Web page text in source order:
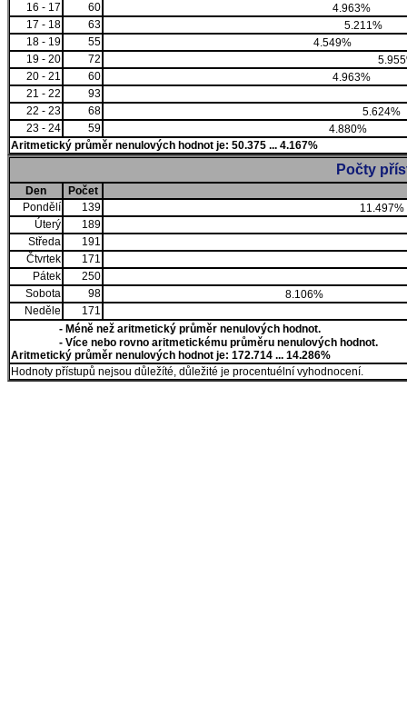
16 - 17
60
4.963%
17 - 18
63
5.211%
18 - 19
55
4.549%
19 - 20
72
20 - 21
60
4.963%
21 - 22
93
22 - 23
68
5.624%
23 - 24
59
4.880%
Aritmetický průměr nenulových hodnot je: 50.375 ... 4.167%
Počty
Den
Počet
Pondělí
139
11.497%
Úterý
189
Středa
191
Čtvrtek
171
Pátek
250
Sobota
98
8.106%
Neděle
171
- Méně než aritmetický průměr nenulových hodnot.
- Více nebo rovno aritmetickému průměru nenulových hodnot.
Aritmetický průměr nenulových hodnot je: 172.714 ... 14.286%
Hodnoty přístupů nejsou důležíté, důležité je procentuélní vyhodnocení.